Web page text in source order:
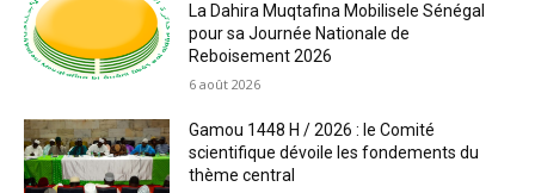
La Dahira Muqtafina Mobilisele Sénégal
pour sa Journée Nationale de
Reboisement 2026
6 août 2026
Gamou 1448 H / 2026 : le Comité
scientifique dévoile les fondements du
thème central